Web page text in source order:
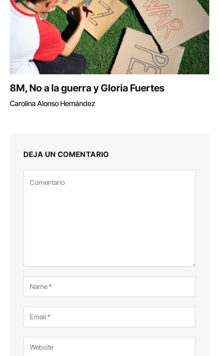
8M, No a la guerra y Gloria Fuertes
Carolina Alonso Hernández
DEJA UN COMENTARIO